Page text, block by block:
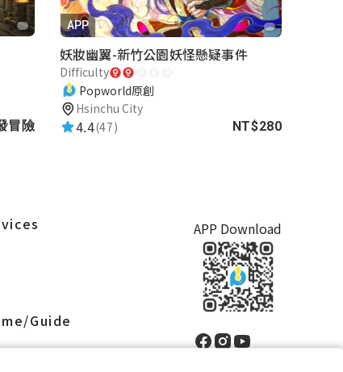
冒險
APP
妖妝幽翼-新竹公園妖怪懸疑事件
Difficulty
Popworld原創
Hsinchu City
4.4(47) NT$280
Guide
APP Download